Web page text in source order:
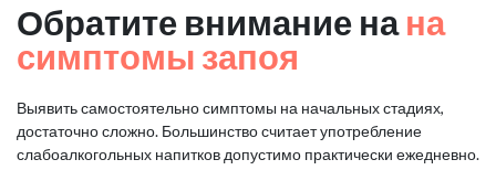
Обратите внимание нана
симптомы запоя
Выявить самостоятельно симптомы на начальных стадиях,
достаточно сложно. Большинство считает употребление
слабоалкогольных напитков допустимо практически ежедневно.